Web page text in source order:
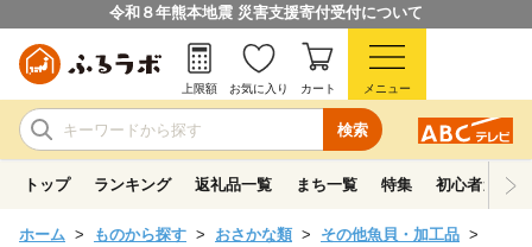
令和８年熊本地震 災害支援寄付受付について
検索
上限額 お気に入り カート メニュー
トップ ランキング 返礼品一覧 まち一覧 特集 初心者ガイド
ホーム ものから探す おさかな類
その他魚貝・加工品